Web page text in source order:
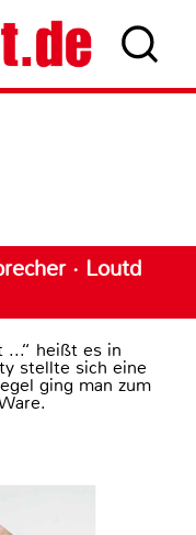
· Loutd
...“ heißt es in
stellte sich eine
ging man zum